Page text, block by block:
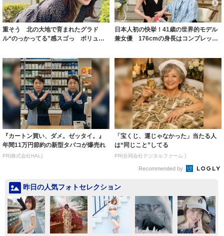
重そう 北の大地で育まれたグラド
ル“のっかってる”感スゴっ ボリュー
日本人初の快挙！41歳の世界的モデル
兼女優 176cmの身長はコンプレック
『カートン買い、ダメ。ゼッタイ。』
年間11万円節約の新型タバコが爆売れ
PR(株式会社HAL)
「宝くじ、運じゃなかった」当たる人
は“同じこと”してる
PR(合同会社デジタルファーム )
Recommended by
昨日の人気フォトセレクション